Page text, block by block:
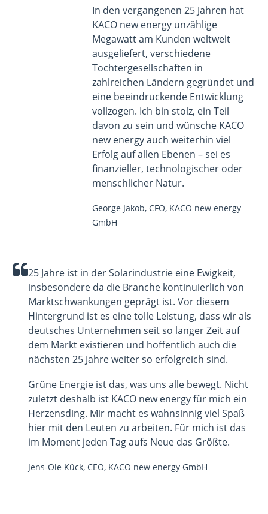
In den vergangenen 25 Jahren hat
KACO new energy unzählige
Megawatt am Kunden weltweit
ausgeliefert, verschiedene
Tochtergesellschaften in
zahlreichen Ländern gegründet und
eine beeindruckende Entwicklung
vollzogen. Ich bin stolz, ein Teil
davon zu sein und wünsche KACO
new energy auch weiterhin viel
Erfolg auf allen Ebenen – sei es
finanzieller, technologischer oder
menschlicher Natur.
George Jakob, CFO, KACO new energy
GmbH
25 Jahre ist in der Solarindustrie eine Ewigkeit,
insbesondere da die Branche kontinuierlich von
Marktschwankungen geprägt ist. Vor diesem
Hintergrund ist es eine tolle Leistung, dass wir als
deutsches Unternehmen seit so langer Zeit auf
dem Markt existieren und hoffentlich auch die
nächsten 25 Jahre weiter so erfolgreich sind.
Grüne Energie ist das, was uns alle bewegt. Nicht
zuletzt deshalb ist KACO new energy für mich ein
Herzensding. Mir macht es wahnsinnig viel Spaß
hier mit den Leuten zu arbeiten. Für mich ist das
im Moment jeden Tag aufs Neue das Größte.
Jens-Ole Kück, CEO, KACO new energy GmbH